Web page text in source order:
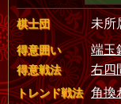
棋士団 未所
得意囲い 端玉
得意戦法 右四
トレンド戦法 角換